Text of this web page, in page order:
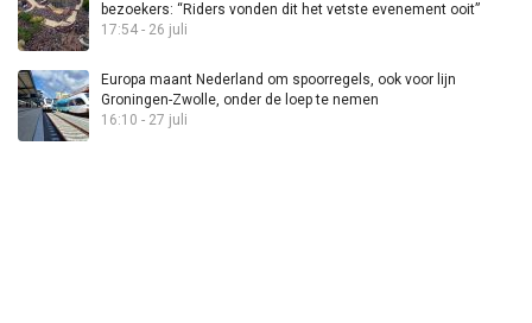
bezoekers: “Riders vonden dit het vetste evenement ooit”
17:54 - 26 juli
Europa maant Nederland om spoorregels, ook voor lijn
Groningen-Zwolle, onder de loep te nemen
16:10 - 27 juli